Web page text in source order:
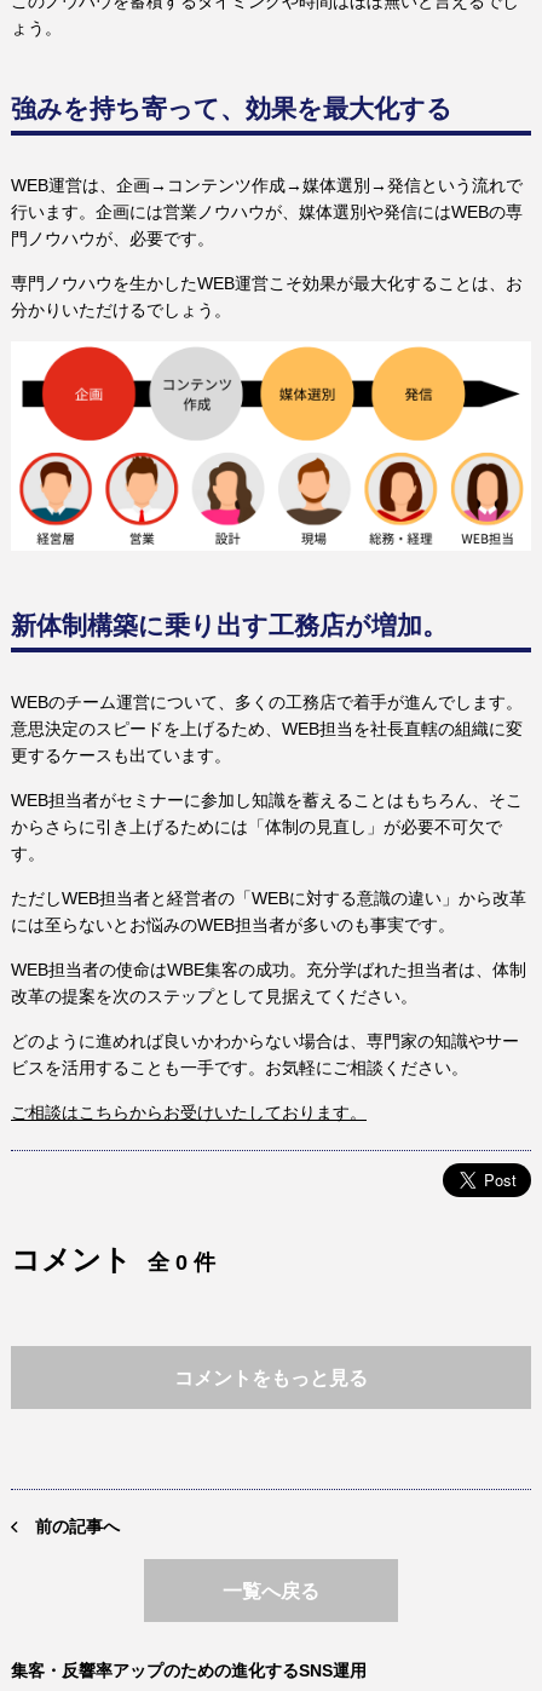
ょう。
強みを持ち寄って、効果を最大化する
WEB運営は、企画→コンテンツ作成→媒体選別→発信という流れで
行います。企画には営業ノウハウが、媒体選別や発信にはWEBの専
門ノウハウが、必要です。
専門ノウハウを生かしたWEB運営こそ効果が最大化することは、お
分かりいただけるでしょう。
新体制構築に乗り出す工務店が増加。
WEBのチーム運営について、多くの工務店で着手が進んでします。
意思決定のスピードを上げるため、WEB担当を社長直轄の組織に変
更するケースも出ています。
WEB担当者がセミナーに参加し知識を蓄えることはもちろん、そこ
からさらに引き上げるためには「体制の見直し」が必要不可欠で
す。
ただしWEB担当者と経営者の「WEBに対する意識の違い」から改革
には至らないとお悩みのWEB担当者が多いのも事実です。
WEB担当者の使命はWBE集客の成功。充分学ばれた担当者は、体制
改革の提案を次のステップとして見据えてください。
どのように進めれば良いかわからない場合は、専門家の知識やサー
ビスを活用することも一手です。お気軽にご相談ください。
ご相談はこちらからお受けいたしております。
コメント 全 0 件
コメントをもっと見る
前の記事へ
一覧へ戻る
集客・反響率アップのための進化するSNS運用